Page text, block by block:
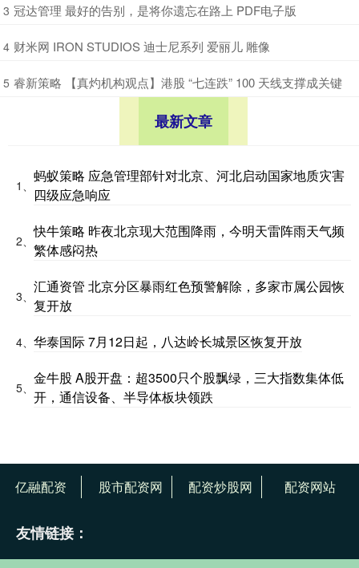
3 ​冠达管理 最好的告别，是将你遗忘在路上 PDF电子版
4 ​财米网 IRON STUDIOS 迪士尼系列 爱丽儿 雕像
5 ​睿新策略 【真灼机构观点】港股 “七连跌” 100 天线支撑成关键
最新文章
1、
蚂蚁策略 应急管理部针对北京、河北启动国家地质灾害
四级应急响应
2、
快牛策略 昨夜北京现大范围降雨，今明天雷阵雨天气频
繁体感闷热
3、
汇通资管 北京分区暴雨红色预警解除，多家市属公园恢
复开放
4、 华泰国际 7月12日起，八达岭长城景区恢复开放
5、
金牛股 A股开盘：超3500只个股飘绿，三大指数集体低
开，通信设备、半导体板块领跌
亿融配资 股市配资网 配资炒股网 配资网站
友情链接：